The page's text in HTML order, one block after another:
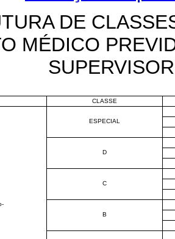
DE
MÉDICO
CLASSE
ESPECIAL
D
C
B